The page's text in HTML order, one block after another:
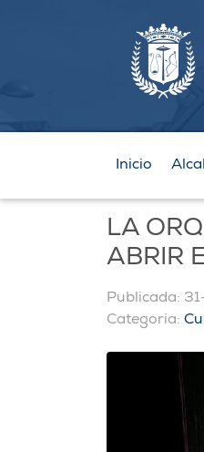
Inicio
LA
ABRIR
Publicada:
Categoria: